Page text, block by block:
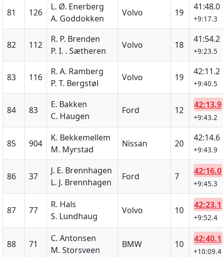
81 126
L. Ø. Enerberg
A. Goddokken
Volvo 19
41:48.0
+9:17.3
82 112
R. P. Brenden
P. I. . Sætheren
Volvo 18
41:54.2
+9:23.5
83 116
R. A. Ramberg
P. T. Bergstøl
Volvo 19
42:11.2
+9:40.5
84 83
E. Bakken
C. Haugen
Ford 12
42:13.9
+9:43.2
85 904
K. Bekkemellem
M. Myrstad
Nissan 20
42:14.6
+9:43.9
86 37
J. E. Brennhagen
L. J. Brennhagen
Ford 7
42:16.0
+9:45.3
87 77
R. Hals
S. Lundhaug
Volvo 10
42:23.1
+9:52.4
88 71
C. Antonsen
M. Storsveen
BMW 10
42:40.1
+10:09.4